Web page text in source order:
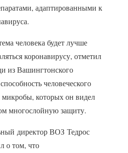
адаптированными к
человека будет лучше
коронавирусу, отметил
из Вашингтонского
человеческого
которых он видел
многослойную защиту.
директор ВОЗ Тедрос
о том, что